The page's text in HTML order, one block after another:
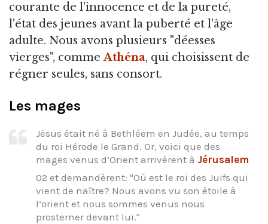
courante de l'innocence et de la pureté,
l'état des jeunes avant la puberté et l'âge
adulte. Nous avons plusieurs "déesses
vierges", commeAthéna, qui choisissent de
régner seules, sans consort.
Les mages
Jésus était né à Bethléem en Judée, au temps
du roi Hérode le Grand. Or, voici que des
mages venus d’Orient arrivèrent à Jérusalem
02 et demandèrent: "Où est le roi des Juifs qui
vient de naître? Nous avons vu son étoile à
l’orient et nous sommes venus nous
prosterner devant lui."